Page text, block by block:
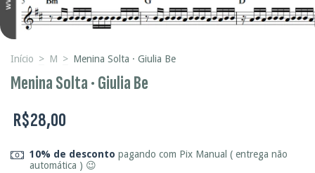
Início > M > Menina Solta · Giulia Be
Menina Solta · Giulia Be
R$28,00
10% de desconto pagando com Pix Manual ( entrega não
automática ) 😉